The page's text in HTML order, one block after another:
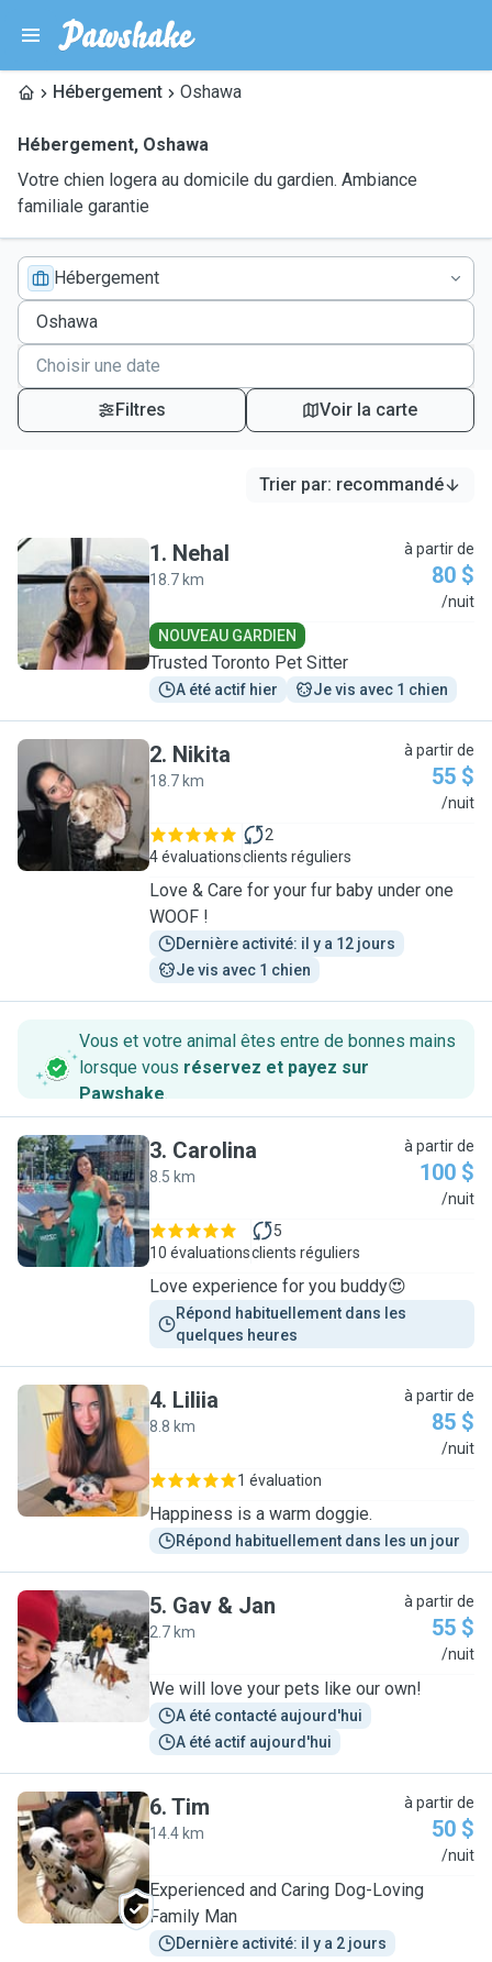
Hébergement Oshawa
Hébergement, Oshawa
Votre chien logera au domicile du gardien. Ambiance
familiale garantie
Hébergement
Filtres Voir la carte
Trier par: recommandé
N
1. Nehal
18.7 km
à partir de
80 $
/nuit
NOUVEAU GARDIEN
Trusted Toronto Pet Sitter
A été actif hier Je vis avec 1 chien
N
2. Nikita
18.7 km
à partir de
55 $
/nuit
4 évaluations
2
clients réguliers
Love & Care for your fur baby under one
WOOF !
Dernière activité: il y a 12 jours
Je vis avec 1 chien
Vous et votre animal êtes entre de bonnes mains
lorsque vous réservez et payez sur
Pawshake.
C
3. Carolina
8.5 km
à partir de
100 $
/nuit
10 évaluations
5
clients réguliers
Love experience for you buddy😍
Répond habituellement dans les
quelques heures
L
4. Liliia
8.8 km
à partir de
85 $
/nuit
1 évaluation
Happiness is a warm doggie.
Répond habituellement dans les un jour
G
5. Gav & Jan
2.7 km
à partir de
55 $
/nuit
We will love your pets like our own!
A été contacté aujourd'hui
A été actif aujourd'hui
T
6. Tim
14.4 km
à partir de
50 $
/nuit
Experienced and Caring Dog-Loving
Family Man
Dernière activité: il y a 2 jours